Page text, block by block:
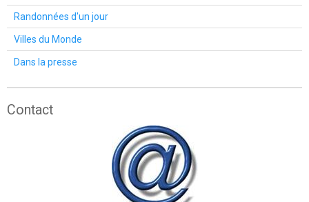
Randonnées d'un jour
Villes du Monde
Dans la presse
Contact